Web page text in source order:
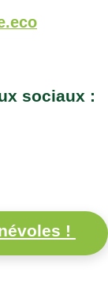
sociaux :
!